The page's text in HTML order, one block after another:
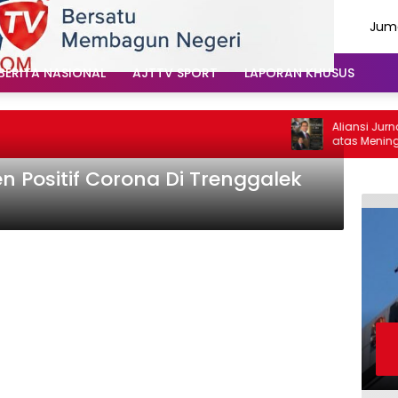
NASIONAL AJTTV SPORT LAPORAN KHUSUS
Aliansi
atas
Santoso:
Positif Corona Di Trenggalek